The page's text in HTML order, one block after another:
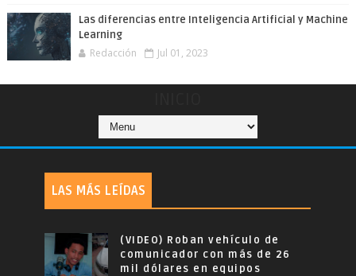
Las diferencias entre Inteligencia Artificial y Machine
Learning
Redacción Jul 01, 2023
LAS MÁS LEÍDAS
(VIDEO) Roban vehículo de
comunicador con más de 26
mil dólares en equipos